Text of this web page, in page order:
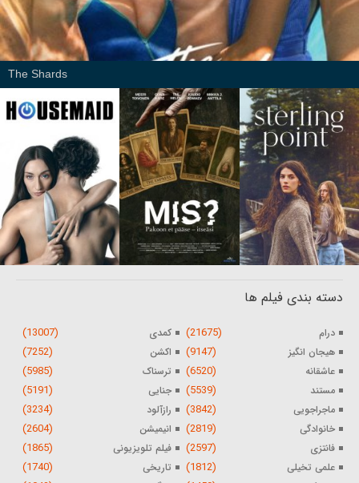
The Shards
دسته بندی فیلم ها
درام (21675) کمدی (13007)
هیجان انگیز (9147) اکشن (7252)
عاشقانه (6520) ترسناک (5985)
مستند (5539) جنایی (5191)
ماجراجویی (3842) رازآلود (3234)
خانوادگی (2819) انیمیشن (2604)
فانتزی (2597) فیلم تلویزیونی (1865)
علمی تخیلی (1812) تاریخی (1740)